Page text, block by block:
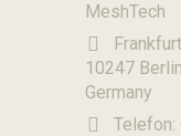
MeshTech
10247 Berlin
Germany
Telefon: